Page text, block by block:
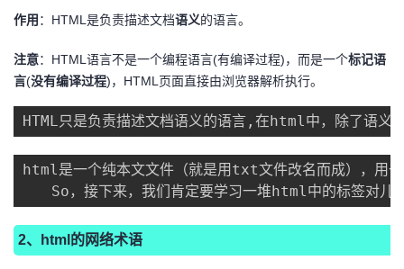
作用：HTML是负责描述文档语义的语言。
注意：HTML语言不是一个编程语言(有编译过程)，而是一个标记语
言(没有编译过程)，HTML页面直接由浏览器解析执行。
HTML只是负责描述文档语义的语言,在html中，除了语义
html是一个纯本文文件（就是用txt文件改名而成），用一
So，接下来，我们肯定要学习一堆html中的标签对儿
2、html的网络术语